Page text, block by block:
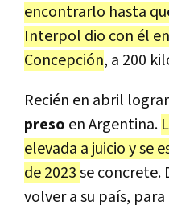
encontrarlo hasta
Interpol dio con él
Concepción, a 200
Recién en abril
preso en Argentina.
elevada a juicio y se
de 2023se concrete.
volver a su país,